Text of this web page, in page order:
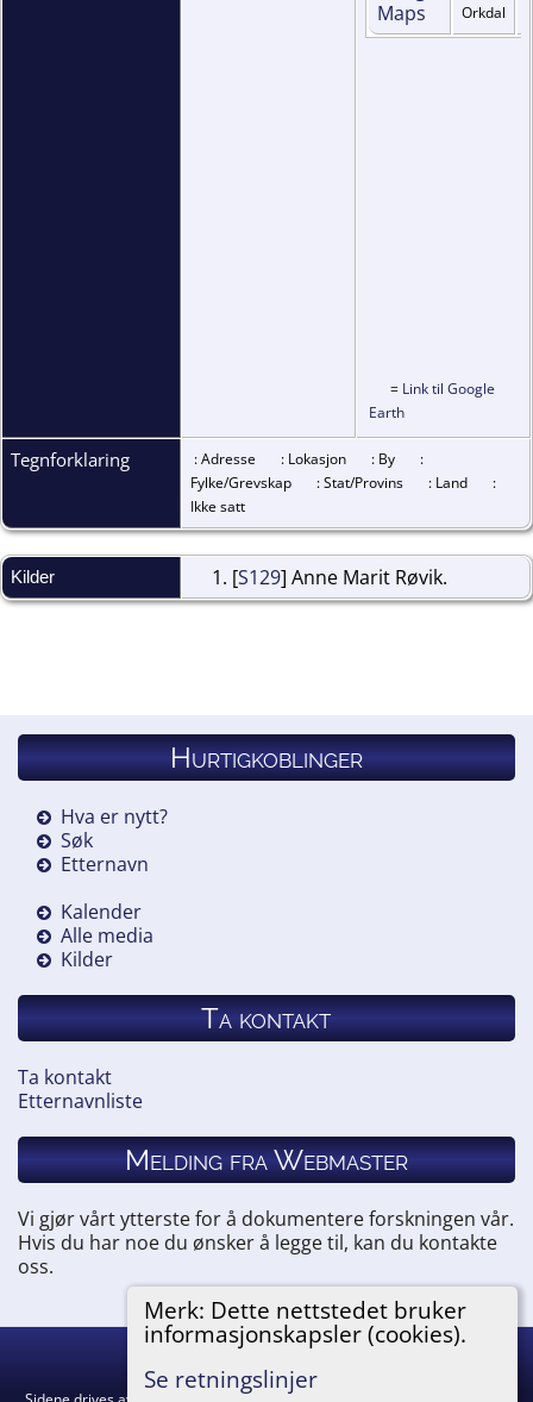
Merk: Dette nettstedet bruker
informasjonskapsler (cookies).
Se retningslinjer
Orkdal
= Link til Google
Earth
Tegnforklaring : Adresse : Lokasjon : By
:
Fylke/Grevskap
: Stat/Provins : Land
:
Ikke satt
Kilder [S129] Anne Marit Røvik.
Hurtigkoblinger
Hva er nytt?
Søk
Etternavn
Kalender
Alle media
Kilder
Ta kontakt
Ta kontakt
Etternavnliste
Melding fra Webmaster
Vi gjør vårt ytterste for å dokumentere forskningen vår.
Hvis du har noe du ønsker å legge til, kan du kontakte
oss.